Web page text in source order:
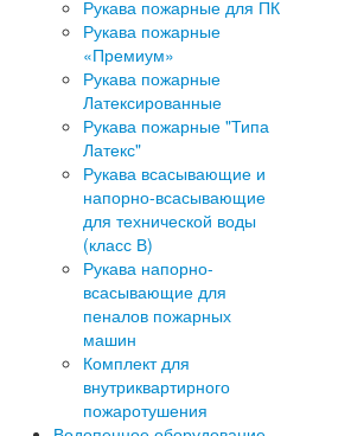
Рукава пожарные для ПК
Рукава пожарные
«Премиум»
Рукава пожарные
Латексированные
Рукава пожарные "Типа
Латекс"
Рукава всасывающие и
напорно-всасывающие
для технической воды
(класс В)
Рукава напорно-
всасывающие для
пеналов пожарных
машин
Комплект для
внутриквартирного
пожаротушения